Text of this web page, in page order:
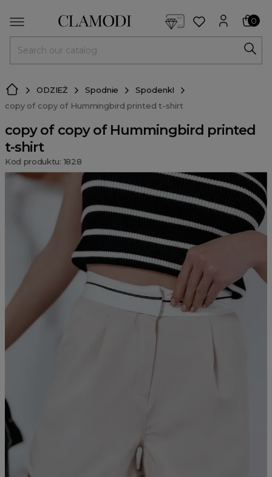
0
ODZIEŻ Spodnie
SpodenkI
copy of copy of Hummingbird printed t-shirt
copy of copy of Hummingbird printed
t-shirt
Kod produktu: 1828